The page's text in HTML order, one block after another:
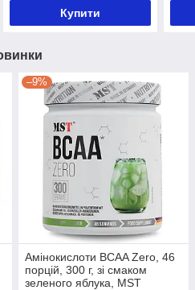
Купити
–9%
Амінокислоти BCAA Zero, 46
порцій, 300 г, зі смаком
зеленого яблука, MST